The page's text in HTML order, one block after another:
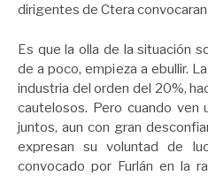
dirigentes de Ctera convocaran
Es que la olla de la situación
de a poco, empieza a ebullir.
industria del orden del 20%,
cautelosos. Pero cuando ven
juntos, aun con gran
expresan su voluntad de
convocado por Furlán en la